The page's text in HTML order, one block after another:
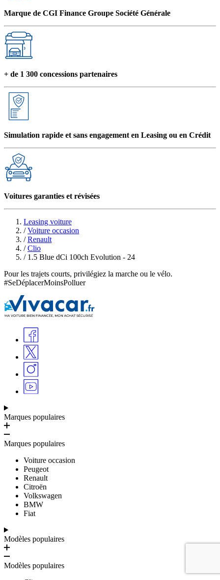
Marque de CGI Finance Groupe Société Générale
+ de 1 300 concessions partenaires
Simulation rapide et sans engagement en Leasing ou en Crédit
Voitures garanties et révisées
Leasing voiture
/ Voiture occasion
/ Renault
/ Clio
/ 1.5 Blue dCi 100ch Evolution - 24
Pour les trajets courts, privilégiez la marche ou le vélo.
#SeDéplacerMoinsPolluer
Marques populaires
Marques populaires
Voiture occasion
Peugeot
Renault
Citroën
Volkswagen
BMW
Fiat
Modèles populaires
Modèles populaires